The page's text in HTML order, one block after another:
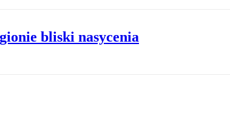
bliski nasycenia